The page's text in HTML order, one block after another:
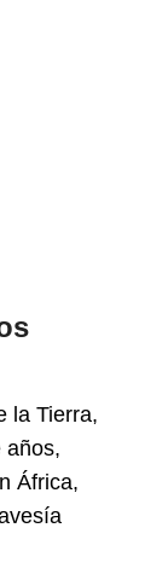
la Tierra,
años,
África,